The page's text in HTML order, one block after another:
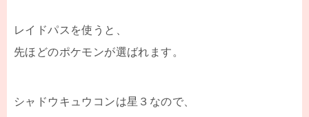
レイドパスを使うと、
先ほどのポケモンが選ばれます。
シャドウキュウコンは星３なので、